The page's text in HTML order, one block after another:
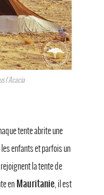
l'Acacia
tente abrite une
enfants et parfois un
la tente de
en Mauritanie, il est